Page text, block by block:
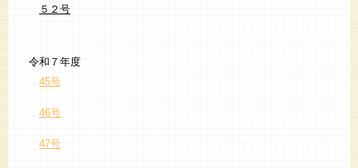
５２号
令和７年度
45号
46号
47号